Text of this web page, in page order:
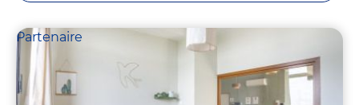
Partenaire